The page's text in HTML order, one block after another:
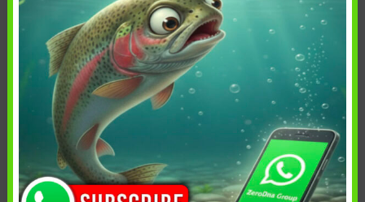
nuovo capolavoro, una nuova frontiera nell’ingegneria dei
crankbait.